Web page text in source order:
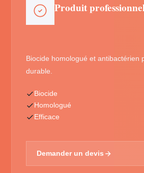
Produit
Biocide homologué et antibactérien
durable.
Biocide
Homologué
Efficace
Demander un devis